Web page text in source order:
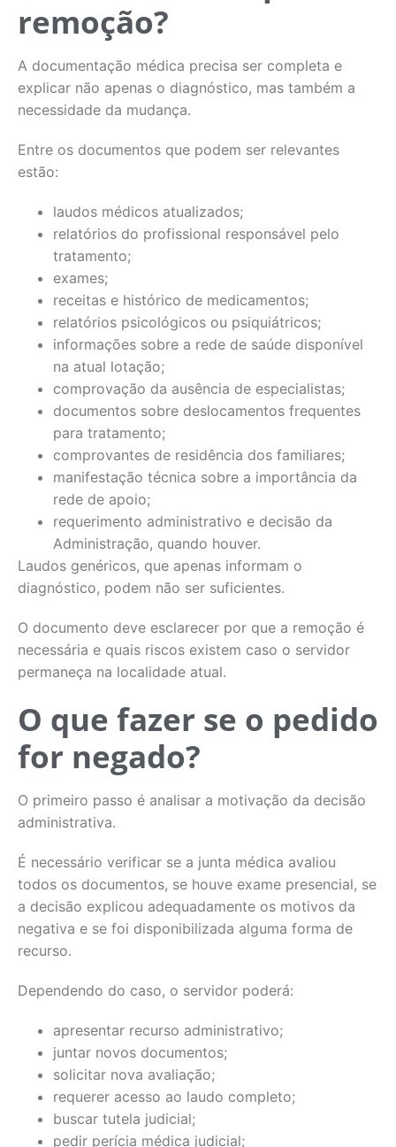
remoção?
A documentação médica precisa ser completa e
explicar não apenas o diagnóstico, mas também a
necessidade da mudança.
Entre os documentos que podem ser relevantes
estão:
laudos médicos atualizados;
relatórios do profissional responsável pelo
tratamento;
exames;
receitas e histórico de medicamentos;
relatórios psicológicos ou psiquiátricos;
informações sobre a rede de saúde disponível
na atual lotação;
comprovação da ausência de especialistas;
documentos sobre deslocamentos frequentes
para tratamento;
comprovantes de residência dos familiares;
manifestação técnica sobre a importância da
rede de apoio;
requerimento administrativo e decisão da
Administração, quando houver.
Laudos genéricos, que apenas informam o
diagnóstico, podem não ser suficientes.
O documento deve esclarecer por que a remoção é
necessária e quais riscos existem caso o servidor
permaneça na localidade atual.
O que fazer se o pedido
for negado?
O primeiro passo é analisar a motivação da decisão
administrativa.
É necessário verificar se a junta médica avaliou
todos os documentos, se houve exame presencial, se
a decisão explicou adequadamente os motivos da
negativa e se foi disponibilizada alguma forma de
recurso.
Dependendo do caso, o servidor poderá:
apresentar recurso administrativo;
juntar novos documentos;
solicitar nova avaliação;
requerer acesso ao laudo completo;
buscar tutela judicial;
pedir perícia médica judicial;